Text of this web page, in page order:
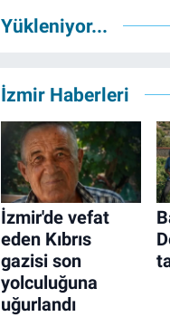
Yükleniyor...
İzmir Haberleri
İzmir'de vefat
eden Kıbrıs
gazisi son
yolculuğuna
uğurlandı